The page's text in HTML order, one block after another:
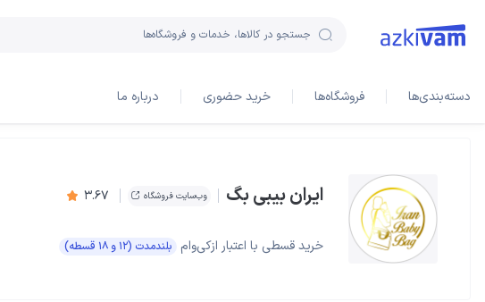
جستجو در کالاها، خدمات و فروشگاه‌ها
دسته‌بندی‌ها فروشگاه‌ها خرید حضوری درباره ما
ایران بیبی بگ وب‌سایت فروشگاه 3.67
خرید قسطی با اعتبار ازکی‌وام بلندمدت (۱۲ و ۱۸ قسطه)